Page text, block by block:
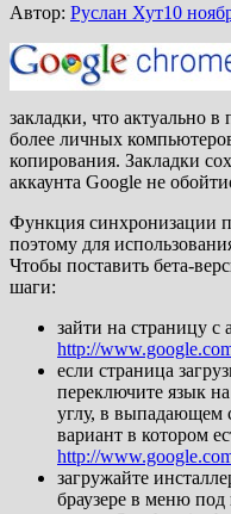
Автор: Руслан Хут10
закладки, что актуально в
более личных
копирования. Закладки
аккаунта Google не
Функция синхронизации
поэтому для
Чтобы поставить бета-
шаги:
зайти на страницу с
http://
если страница
переключите язык
углу, в выпадающем
вариант в котором
http://
загружайте
браузере в меню